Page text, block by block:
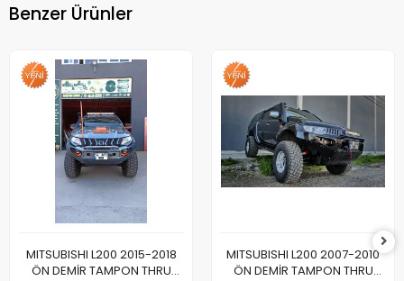
Benzer Ürünler
MITSUBISHI L200 2015-2018
ÖN DEMİR TAMPON THRU
MITSUBISHI L200 2007-2010
ÖN DEMİR TAMPON THRU